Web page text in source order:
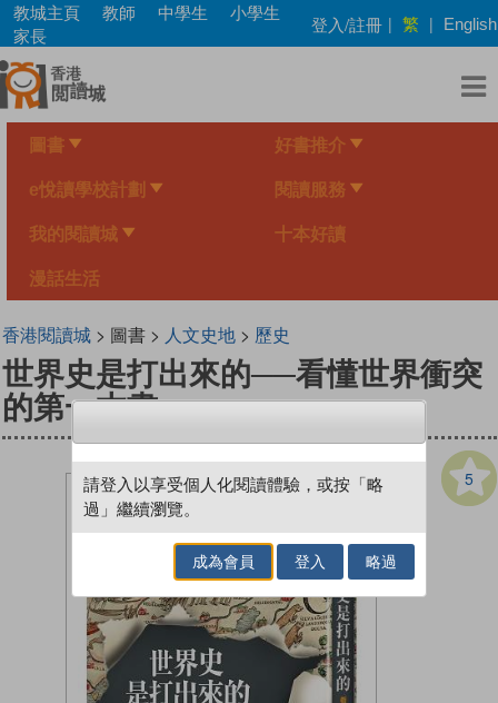
Skip
main
content
教城主頁 教師 中學生
小學生
家長
登入/註冊 | 繁 | English
圖書 好書推介
e悅讀學校計劃 閱讀服務
我的閱讀城 十本好讀
漫話生活
香港閱讀城> 圖書 > 人文史地> 歷史
世界史是打出來的──看懂世界衝突
的第一本書
5
請登入以享受個人化閱讀體驗，或按「略
過」繼續瀏覽。
成為會員 登入 略過